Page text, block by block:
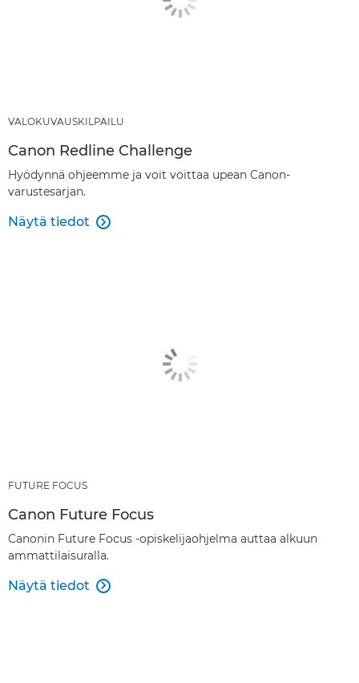
VALOKUVAUSKILPAILU
Canon Redline Challenge
Hyödynnä ohjeemme ja voit voittaa upean Canon-
varustesarjan.
Näytä tiedot 
FUTURE FOCUS
Canon Future Focus
Canonin Future Focus -opiskelijaohjelma auttaa alkuun
ammattilaisuralla.
Näytä tiedot 